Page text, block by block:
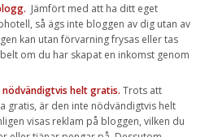
Jämfört med att ha ditt eget
så ägs inte bloggen av dig utan av
kan utan förvarning frysas eller tas
om du har skapat en inkomst genom
helt gratis. Trots att
gratis, är den inte nödvändigtvis helt
visas reklam på bloggen, vilken du